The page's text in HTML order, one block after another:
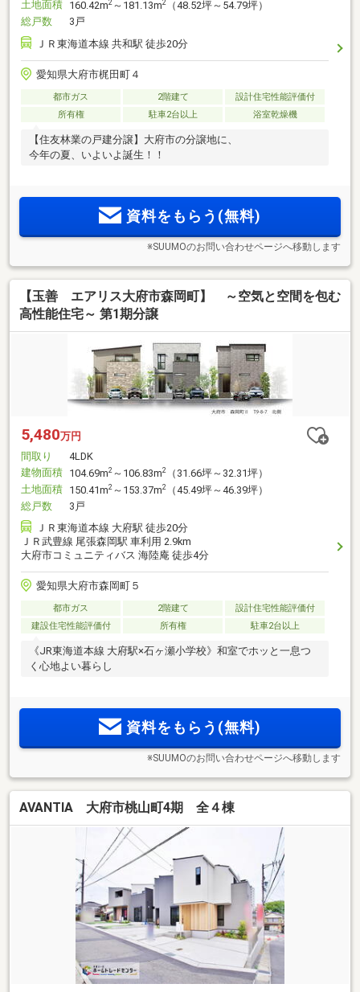
土地面積 160.42m2 ～181.13m2
（48.52坪～54.79坪）
総戸数
3戸
ＪＲ東海道本線 共和駅 徒歩20分
愛知県大府市梶田町４
都市ガス 2階建て
設計住宅性能評価付
所有権
駐車2台以上 浴室乾燥機
【住友林業の戸建分譲】大府市の分譲地に、
今年の夏、いよいよ誕生！！
資料をもらう(無料)
※SUUMOのお問い合わせページへ移動します
【玉善 エアリス大府市森岡町】 ～空気と空間を包む
高性能住宅～ 第1期分譲
5,480万円
間取り
4LDK
建物面積 104.69m2 ～106.83m2
（31.66坪～32.31坪）
土地面積 150.41m2 ～153.37m2
（45.49坪～46.39坪）
総戸数
3戸
ＪＲ東海道本線 大府駅 徒歩20分
ＪＲ武豊線 尾張森岡駅 車利用 2.9km
大府市コミュニティバス 海陸庵 徒歩4分
愛知県大府市森岡町５
都市ガス 2階建て
設計住宅性能評価付
建設住宅性能評価付
所有権 駐車2台以上
《JR東海道本線 大府駅×石ヶ瀬小学校》和室でホッと一息つ
く心地よい暮らし
資料をもらう(無料)
※SUUMOのお問い合わせページへ移動します
AVANTIA 大府市桃山町4期 全４棟